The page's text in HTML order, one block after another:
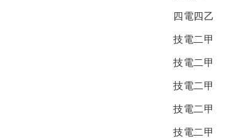
四電四乙
技電二甲
技電二甲
技電二甲
技電二甲
技電二甲